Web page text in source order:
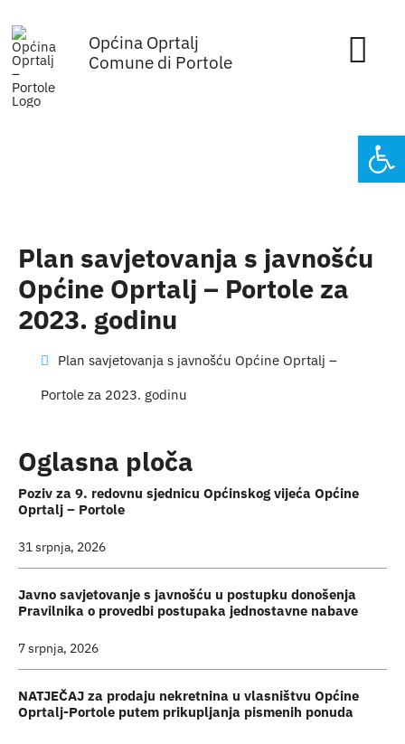
content
Općina Oprtalj
Comune di Portole
Za građane
Mjesta
Plan savjetovanja s javnošću
Općine Oprtalj – Portole za
2023. godinu
Plan savjetovanja s javnošću Općine Oprtalj –
Portole za 2023. godinu
Oglasna ploča
Poziv za 9. redovnu sjednicu Općinskog vijeća Općine
Oprtalj – Portole
31 srpnja, 2026
Javno savjetovanje s javnošću u postupku donošenja
Pravilnika o provedbi postupaka jednostavne nabave
7 srpnja, 2026
NATJEČAJ za prodaju nekretnina u vlasništvu Općine
Oprtalj-Portole putem prikupljanja pismenih ponuda